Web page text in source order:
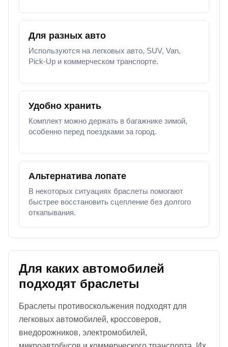
Для разных авто
Используются на легковых авто, SUV, Van,
Pick-Up и коммерческом транспорте.
Удобно хранить
Комплект можно держать в багажнике зимой,
особенно перед поездками за город.
Альтернатива лопате
В некоторых ситуациях браслеты помогают
быстрее восстановить сцепление без долгого
откапывания.
Для каких автомобилей
подходят браслеты
Браслеты противоскольжения подходят для
легковых автомобилей, кроссоверов,
внедорожников, электромобилей,